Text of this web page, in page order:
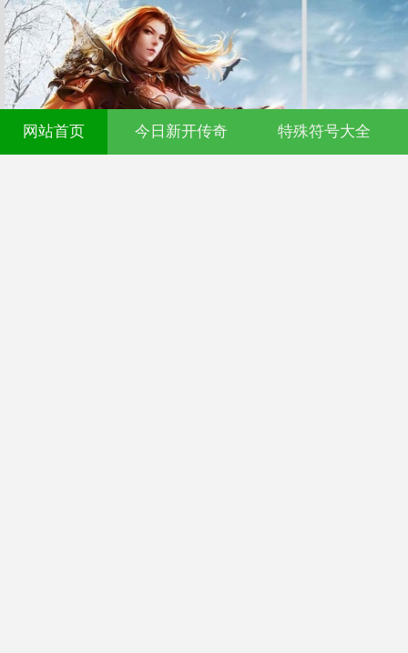
网站首页 今日新开传奇 特殊符号大全